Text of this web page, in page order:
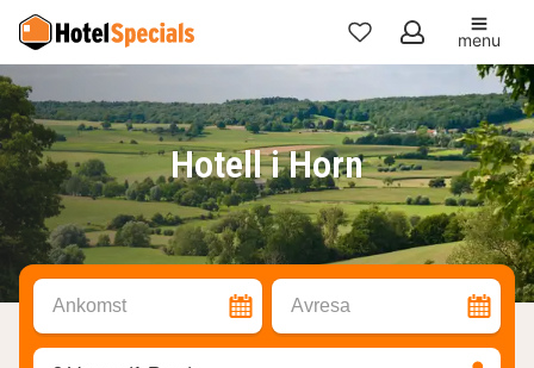
Mina
favoriter
menu
Hotell i Horn
Ankomst Avresa